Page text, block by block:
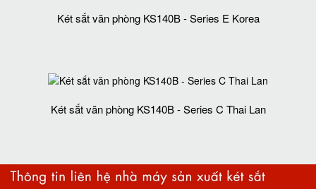
Két sắt văn phòng KS140B - Series E Korea
Két sắt văn phòng KS140B - Series C Thai Lan